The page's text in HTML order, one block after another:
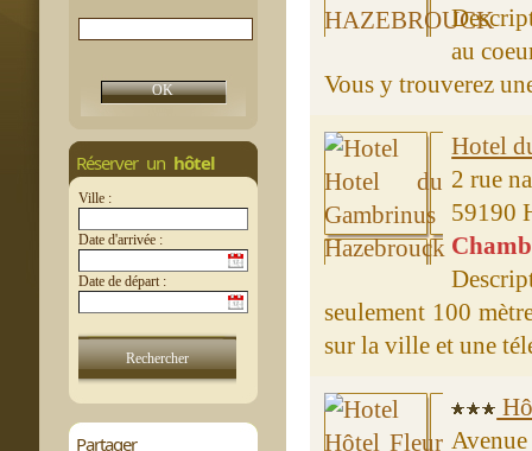
Réserver un hôtel
Ville :
Date d'arrivée :
Date de départ :
Partager
au
Vous y trouverez
Hotel
2 rue
59190
seulement 100
sur la ville et une